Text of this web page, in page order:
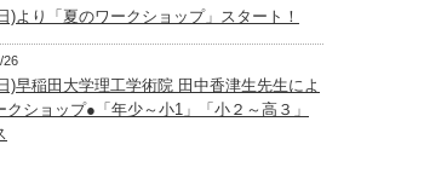
)より「夏のワークショップ」スタート！
26
)早稲田大学理工学術院 田中香津生先生によ
クショップ●「年少～小1」「小２～高３」